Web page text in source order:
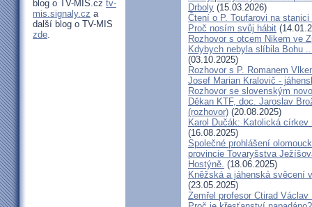
blog o TV-MIS.cz tv-
mis.signaly.cz a
další blog o TV-MIS
zde.
Drboly (15.03.2026)
Čtení o P. Toufarovi na stanici
Proč nosím svůj hábit
Rozhovor s otcem Nikem ve
Kdybych nebyla slíbila Bohu
(03.10.2025)
Rozhovor s P. Romanem
Josef Marian Kralovič -
Rozhovor se slovenským
Děkan KTF, doc. Jaroslav
(rozhovor) (20.08.2025)
Karol Dučák: Katolická
(16.08.2025)
Společné prohlášení
provincie Tovaryšstva
Hostýně. (18.06.2025)
Kněžská a jáhenská svěcení
(23.05.2025)
Zemřel profesor Ctirad